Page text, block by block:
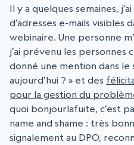
Il y a quelques semaines,
d’adresses e-mails visibles
webinaire. Une personne
j’ai prévenu les personnes
donné une mention dans le
aujourd’hui ? » et des
pour la gestion du
quoi bonjourlafuite, c’est
name and shame : très
signalement au DPO,